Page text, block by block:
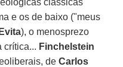
e os de baixo ("meus
Evita), o menosprezo
crítica... Finchelstein
deCarlos